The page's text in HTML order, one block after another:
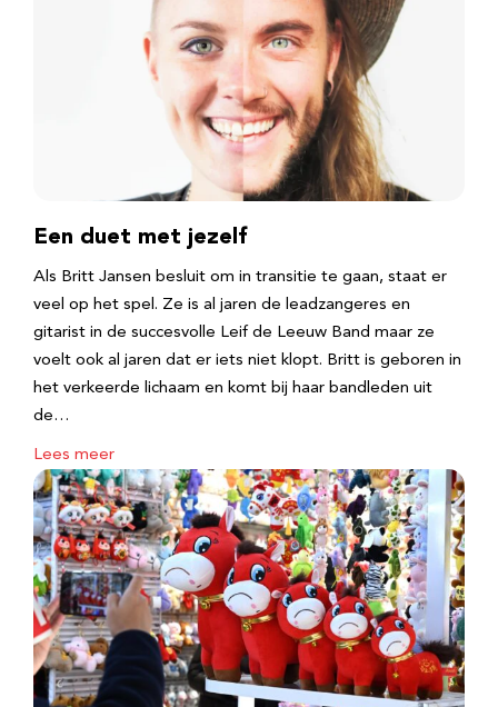
Een duet met jezelf
Als Britt Jansen besluit om in transitie te gaan, staat er
veel op het spel. Ze is al jaren de leadzangeres en
gitarist in de succesvolle Leif de Leeuw Band maar ze
voelt ook al jaren dat er iets niet klopt. Britt is geboren in
het verkeerde lichaam en komt bij haar bandleden uit
de…
Lees meer